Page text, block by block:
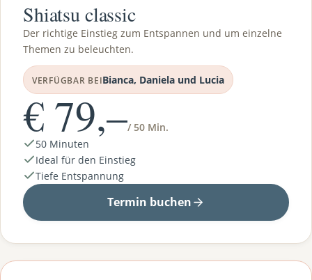
Shiatsu classic
Der richtige Einstieg zum Entspannen und um einzelne
Themen zu beleuchten.
VERFÜGBAR BEIBianca, Daniela und Lucia
€ 79,–/ 50 Min.
50 Minuten
Ideal für den Einstieg
Tiefe Entspannung
Termin buchen